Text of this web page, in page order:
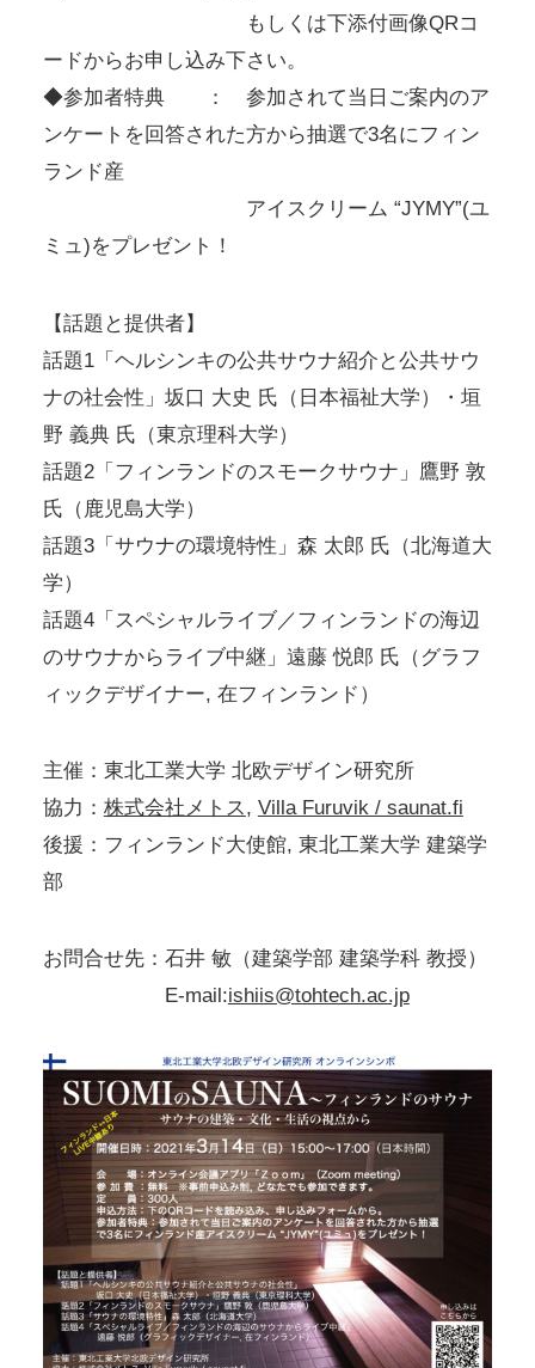
もしくは下添付画像QRコ
ードからお申し込み下さい。
◆参加者特典 ： 参加されて当日ご案内のア
ンケートを回答された方から抽選で3名にフィン
ランド産
アイスクリーム “JYMY”(ユ
ミュ)をプレゼント！
【話題と提供者】
話題1「ヘルシンキの公共サウナ紹介と公共サウ
ナの社会性」坂口 大史 氏（日本福祉大学）・垣
野 義典 氏（東京理科大学）
話題2「フィンランドのスモークサウナ」鷹野 敦
氏（鹿児島大学）
話題3「サウナの環境特性」森 太郎 氏（北海道大
学）
話題4「スペシャルライブ／フィンランドの海辺
のサウナからライブ中継」遠藤 悦郎 氏（グラフ
ィックデザイナー, 在フィンランド）
主催：東北工業大学 北欧デザイン研究所
協力： 株式会社メトス , Villa Furuvik / saunat.fi
後援：フィンランド大使館, 東北工業大学 建築学
部
お問合せ先：石井 敏（建築学部 建築学科 教授）
E-mail:ishiis@tohtech.ac.jp